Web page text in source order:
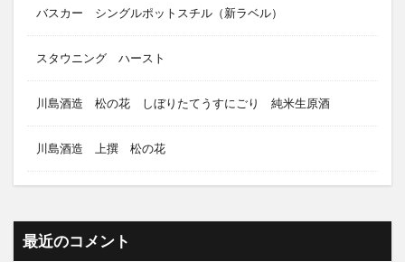
バスカー シングルポットスチル（新ラベル）
スタウニング ハースト
川島酒造 松の花 しぼりたてうすにごり 純米生原酒
川島酒造 上撰 松の花
最近のコメント